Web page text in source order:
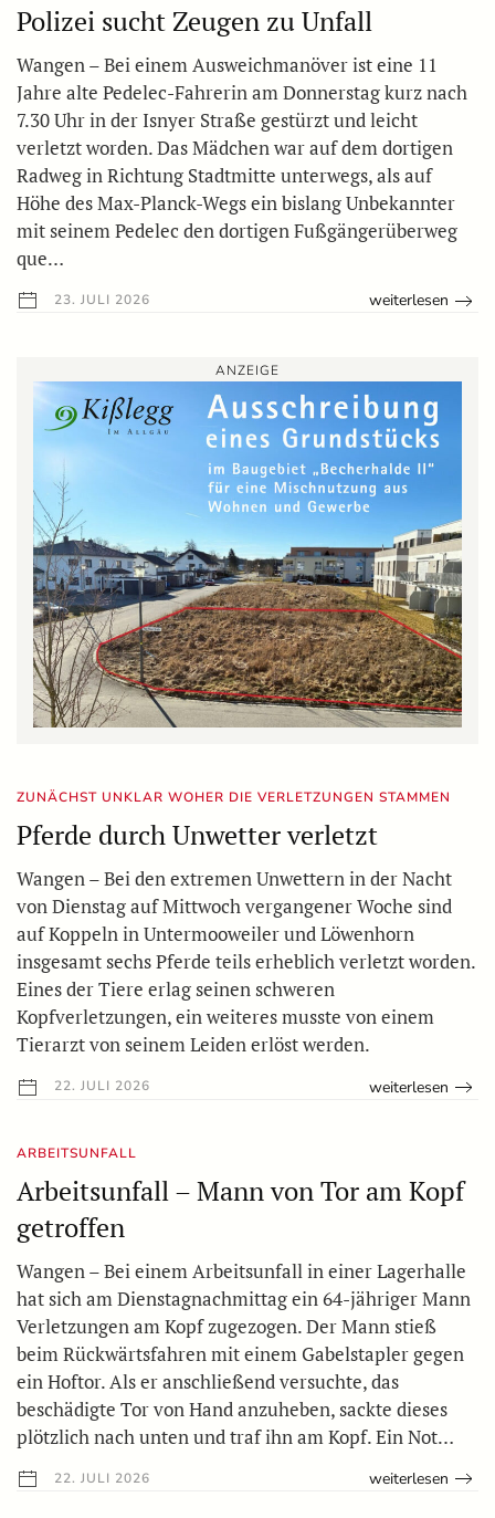
Polizei sucht Zeugen zu Unfall
Wangen – Bei einem Ausweichmanöver ist eine 11
Jahre alte Pedelec-Fahrerin am Donnerstag kurz nach
7.30 Uhr in der Isnyer Straße gestürzt und leicht
verletzt worden. Das Mädchen war auf dem dortigen
Radweg in Richtung Stadtmitte unterwegs, als auf
Höhe des Max-Planck-Wegs ein bislang Unbekannter
mit seinem Pedelec den dortigen Fußgängerüberweg
que…
23. JULI 2026 weiterlesen
ANZEIGE
ZUNÄCHST UNKLAR WOHER DIE VERLETZUNGEN STAMMEN
Pferde durch Unwetter verletzt
Wangen – Bei den extremen Unwettern in der Nacht
von Dienstag auf Mittwoch vergangener Woche sind
auf Koppeln in Untermooweiler und Löwenhorn
insgesamt sechs Pferde teils erheblich verletzt worden.
Eines der Tiere erlag seinen schweren
Kopfverletzungen, ein weiteres musste von einem
Tierarzt von seinem Leiden erlöst werden.
22. JULI 2026 weiterlesen
ARBEITSUNFALL
Arbeitsunfall – Mann von Tor am Kopf
getroffen
Wangen – Bei einem Arbeitsunfall in einer Lagerhalle
hat sich am Dienstagnachmittag ein 64-jähriger Mann
Verletzungen am Kopf zugezogen. Der Mann stieß
beim Rückwärtsfahren mit einem Gabelstapler gegen
ein Hoftor. Als er anschließend versuchte, das
beschädigte Tor von Hand anzuheben, sackte dieses
plötzlich nach unten und traf ihn am Kopf. Ein Not…
22. JULI 2026 weiterlesen